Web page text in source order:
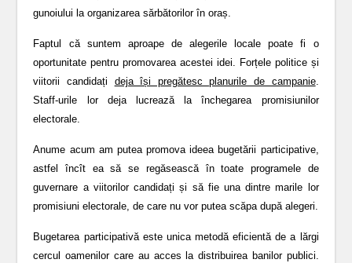
gunoiului la organizarea sărbătorilor în oraș.
Faptul că suntem aproape de alegerile locale poate fi o
oportunitate pentru promovarea acestei idei. Forțele politice și
viitorii candidați deja își pregătesc planurile de campanie.
Staff-urile lor deja lucrează la închegarea promisiunilor
electorale.
Anume acum am putea promova ideea bugetării participative,
astfel încît ea să se regăsească în toate programele de
guvernare a viitorilor candidați și să fie una dintre marile lor
promisiuni electorale, de care nu vor putea scăpa după alegeri.
Bugetarea participativă este unica metodă eficientă de a lărgi
cercul oamenilor care au acces la distribuirea banilor publici.